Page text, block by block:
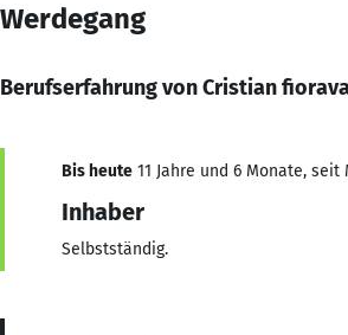
Werdegang
Berufserfahrung von Cristian
Bis heute 11 Jahre und 6 Monate, seit
Inhaber
Selbstständig.